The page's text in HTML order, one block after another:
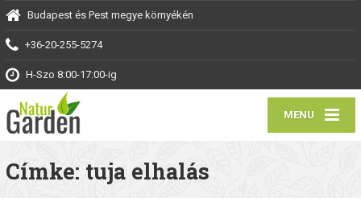
Budapest és Pest megye környékén
+36-20-255-5274
H-Szo 8:00-17:00-ig
MENU
Címke: tuja elhalás